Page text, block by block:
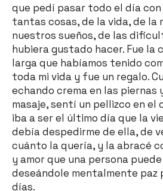
que pedí pasar todo el día con
tantas cosas, de la vida, de la
nuestros sueños, de las
hubiera gustado hacer. Fue la
larga que habíamos tenido
toda mi vida y fue un regalo.
echando crema en las piernas
masaje, sentí un pellizco en el
iba a ser el último día que la
debía despedirme de ella, de
cuánto la quería, y la abracé
y amor que una persona
deseándole mentalmente paz
días.